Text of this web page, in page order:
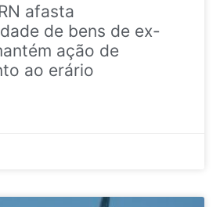
afasta
de bens de ex-
ação de
ao erário